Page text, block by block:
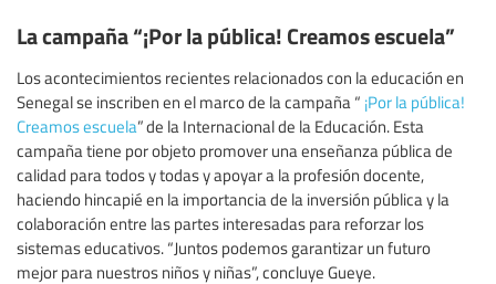
La campaña “¡Por la pública! Creamos escuela”
Los acontecimientos recientes relacionados con la educación en
Senegal se inscriben en el marco de la campaña “ ¡Por la pública!
Creamos escuela” de la Internacional de la Educación. Esta
campaña tiene por objeto promover una enseñanza pública de
calidad para todos y todas y apoyar a la profesión docente,
haciendo hincapié en la importancia de la inversión pública y la
colaboración entre las partes interesadas para reforzar los
sistemas educativos. “Juntos podemos garantizar un futuro
mejor para nuestros niños y niñas”, concluye Gueye.